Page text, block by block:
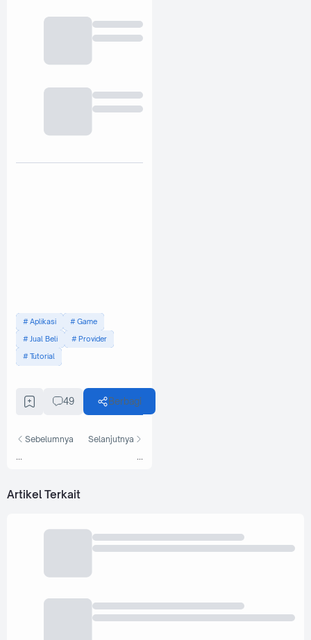
Aplikasi Game
Jual Beli Provider
Tutorial
49 Berbagi
Sebelumnya Selanjutnya
Artikel Terkait